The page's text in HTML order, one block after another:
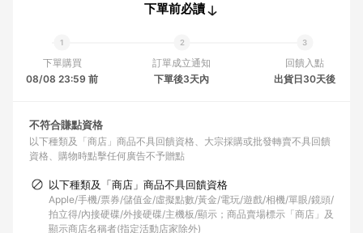
下單前必讀
下單購買
08/08 23:59 前
訂單成立通知
下單後3天內
回饋入點
出貨日30天後
不符合賺點資格
以下種類及「商店」商品不具回饋資格
大宗採購或批發轉賣不具回饋
資格
購物時點擊任何廣告不予贈點
以下種類及「商店」商品不具回饋資格
Apple/手機/票券/儲值金/虛擬點數/黃金/電玩/遊戲/相機/單眼/鏡頭/
拍立得/內接硬碟/外接硬碟/主機板/顯示；商品賣場標示「商店」及
顯示商店名稱者(指定活動店家除外)